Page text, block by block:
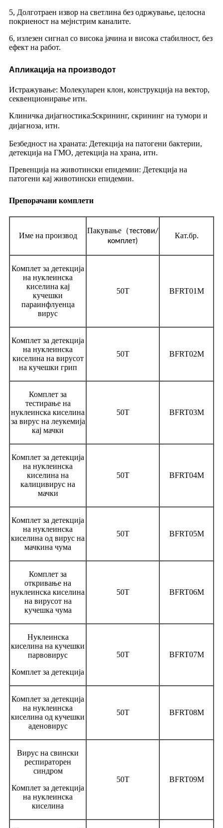
5, Долготраен извор на светлина без одржување, целосна
покриеност на мејнстрим каналите.
6, излезен сигнал со висока јачина и висока стабилност, без
ефект на работ.
Апликација на производот
Истражување: Молекуларен клон, конструкција на вектор,
секвенционирање итн.
Клиничка дијагностика:Sскрининг, скрининг на тумори и
дијагноза, итн.
Безбедност на храната: Детекција на патогени бактерии,
детекција на ГМО, детекција на храна, итн.
Превенција на животински епидемии: Детекција на
патогени кај животински епидемии.
Препорачани комплети
Име на производ
Пакување （тестови/
комплет)
Кат.бр.
Комплет за детекција
на нуклеинска
киселина кај
кучешки
параинфлуенца
вирус
50Т BFRT01M
Комплет за детекција
на нуклеинска
киселина на вирусот
на кучешки грип
50Т BFRT02M
Комплет за
тестирање на
нуклеинска киселина
за вирус на леукемија
кај мачки
50Т BFRT03M
Комплет за детекција
на нуклеинска
киселина на
калицивирус на
мачки
50Т BFRT04M
Комплет за детекција
на нуклеинска
киселина од вирус на
мачкина чума
50Т BFRT05M
Комплет за
откривање на
нуклеинска киселина
на вирусот на
кучешка чума
50Т BFRT06M
Нуклеинска
киселина на кучешки
парвовирус
Комплет за детекција
50Т BFRT07M
Комплет за детекција
на нуклеинска
киселина од кучешки
аденовирус
50Т BFRT08M
Вирус на свински
респираторен
синдром
Комплет за детекција
на нуклеинска
киселина
50Т BFRT09M